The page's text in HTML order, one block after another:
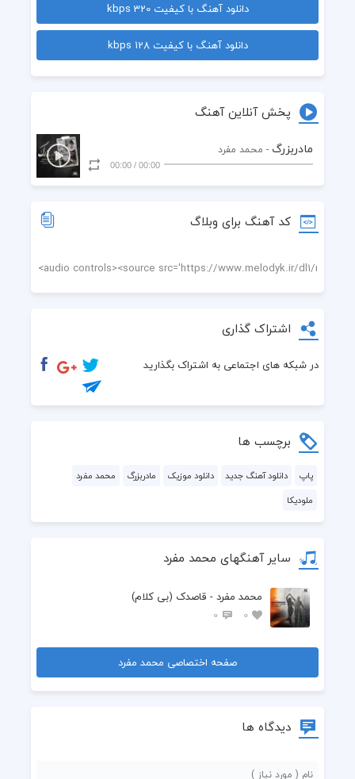
مادر بزرگ مادربزرگ نازم
یادگاریت مونده تو جا نمازم
یه عطرکه واسه مشهدالرضابود
شاهد عشق من خود خدا بود
روبه خدا برام دعا می کردی
چشمهای بارونی تو من می دیدم
دیگه گفتن نداره آی پسرا
رفت عزیزترین مون پیش خدا.
دانلود آهنگ با کیفیت 320 kbps
دانلود آهنگ با کیفیت 128 kbps
پخش آنلاین آهنگ
مادربزرگ - محمد مفرد
00:00
/
00:00
کد آهنگ برای وبلاگ
اشتراک گذاری
در شبکه های اجتماعی به اشتراک بگذارید
برچسب ها
پاپ دانلود آهنگ جدید دانلود موزیک مادربزرگ
محمد مفرد
ملودیکا
سایر آهنگهای محمد مفرد
محمد مفرد - قاصدک (بی کلام)
0
0
صفحه اختصاصی محمد مفرد
دیدگاه ها